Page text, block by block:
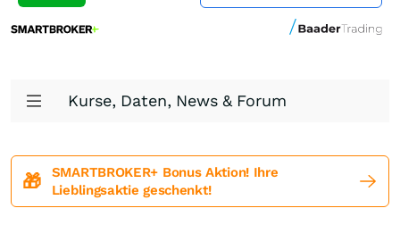
Kurse, Daten, News & Forum
🎁
SMARTBROKER+ Bonus Aktion! Ihre
Lieblingsaktie geschenkt!